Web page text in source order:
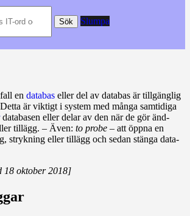
Sök Slumpa
en databas eller del av databas är till­gäng­lig
är viktigt i system med många sam­tidiga
data­basen eller delar av den när de gör änd­
tillägg. – Även: to probe – att öppna en
strykning eller tillägg och sedan stänga data­
18 oktober 2018]